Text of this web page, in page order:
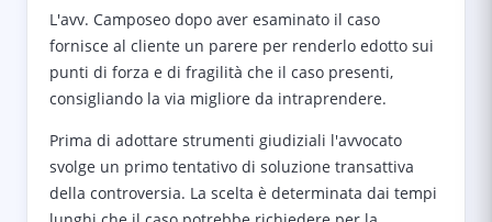
L'avv. Camposeo dopo aver esaminato il caso
fornisce al cliente un parere per renderlo edotto sui
punti di forza e di fragilità che il caso presenti,
consigliando la via migliore da intraprendere.
Prima di adottare strumenti giudiziali l'avvocato
svolge un primo tentativo di soluzione transattiva
della controversia. La scelta è determinata dai tempi